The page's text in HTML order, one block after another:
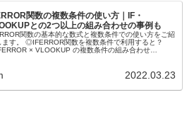
関数の複数条件の使い方｜IF・
との2つ以上の組み合わせの事例も
関数の基本的な数式と複数条件での使い方をご紹
ます。 ◎IFERROR関数を複数条件で利用すると？
× VLOOKUP の複数条件の組み合わせ
2022.03.23